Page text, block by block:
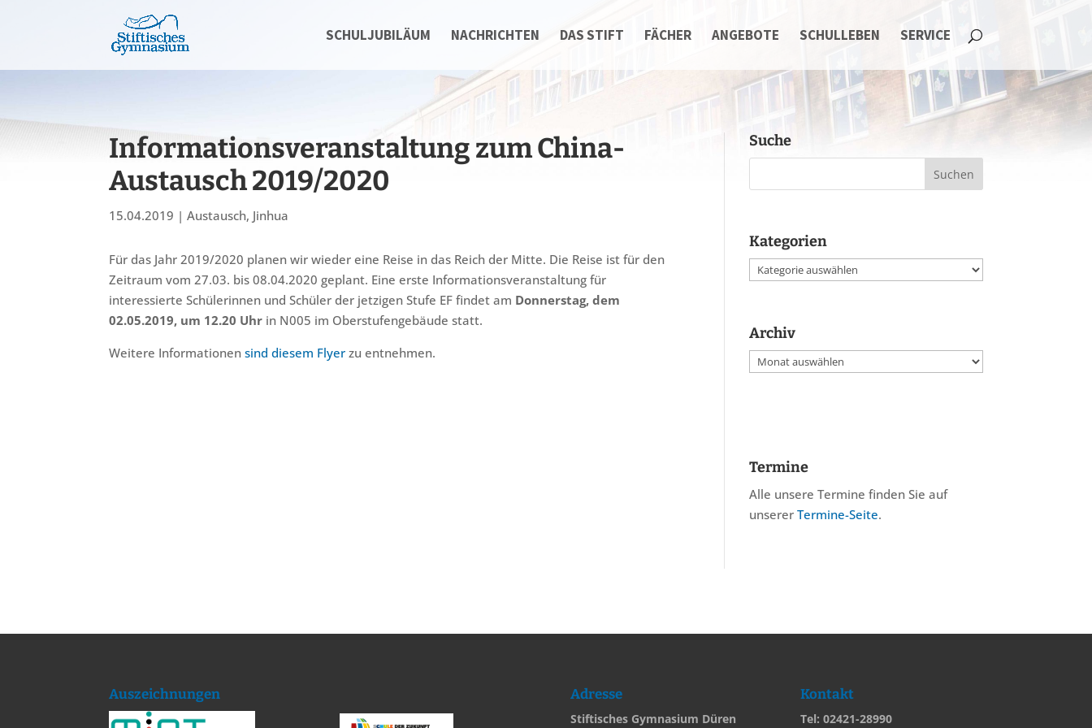
SCHULJUBILÄUM NACHRICHTEN DAS STIFT FÄCHER ANGEBOTE SCHULLEBEN SERVICE
Informationsveranstaltung zum China-
Austausch 2019/2020
15.04.2019 |Austausch, Jinhua
Für das Jahr 2019/2020 planen wir wieder eine Reise in das Reich der Mitte. Die Reise ist für den
Zeitraum vom 27.03. bis 08.04.2020 geplant. Eine erste Informationsveranstaltung für
interessierte Schülerinnen und Schüler der jetzigen Stufe EF findet am Donnerstag, dem
02.05.2019, um 12.20 Uhr in N005 im Oberstufengebäude statt.
Weitere Informationensind diesem Flyer zu entnehmen.
Suche
Kategorien
Kategorien
Archiv
Archiv
Termine
Alle unsere Termine finden Sie auf
unserer Termine-Seite.
Auszeichnungen Adresse
Stiftisches Gymnasium Düren
Kontakt
Tel: 02421-28990